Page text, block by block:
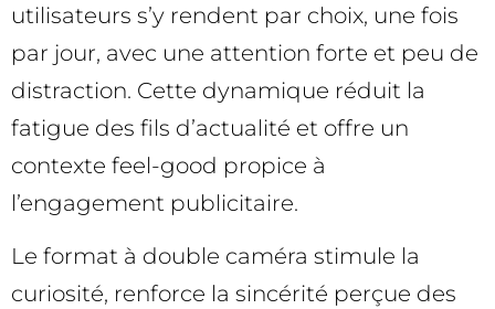
utilisateurs s’y rendent par choix, une fois
par jour, avec une attention forte et peu de
distraction. Cette dynamique réduit la
fatigue des fils d’actualité et offre un
contexte feel-good propice à
l’engagement publicitaire.
Le format à double caméra stimule la
curiosité, renforce la sincérité perçue des